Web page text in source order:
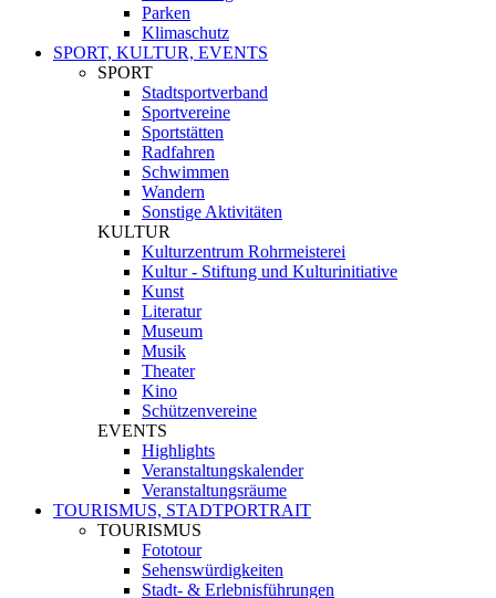
Parken
Klimaschutz
SPORT, KULTUR, EVENTS
SPORT
Stadtsportverband
Sportvereine
Sportstätten
Radfahren
Schwimmen
Wandern
Sonstige Aktivitäten
KULTUR
Kulturzentrum Rohrmeisterei
Kultur - Stiftung und Kulturinitiative
Kunst
Literatur
Museum
Musik
Theater
Kino
Schützenvereine
EVENTS
Highlights
Veranstaltungskalender
Veranstaltungsräume
TOURISMUS, STADTPORTRAIT
TOURISMUS
Fototour
Sehenswürdigkeiten
Stadt- & Erlebnisführungen